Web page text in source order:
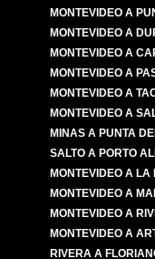
MONTEVIDEO A
MONTEVIDEO A
MONTEVIDEO A
MONTEVIDEO A
MONTEVIDEO A
MONTEVIDEO A
MINAS A PUNTA
SALTO A PORTO
MONTEVIDEO A LA
MONTEVIDEO A
MONTEVIDEO A
MONTEVIDEO A
RIVERA A